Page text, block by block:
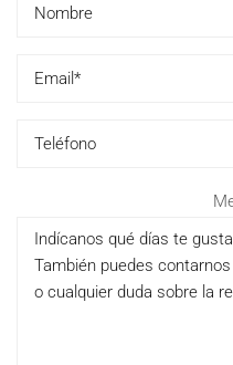
leave
this
field